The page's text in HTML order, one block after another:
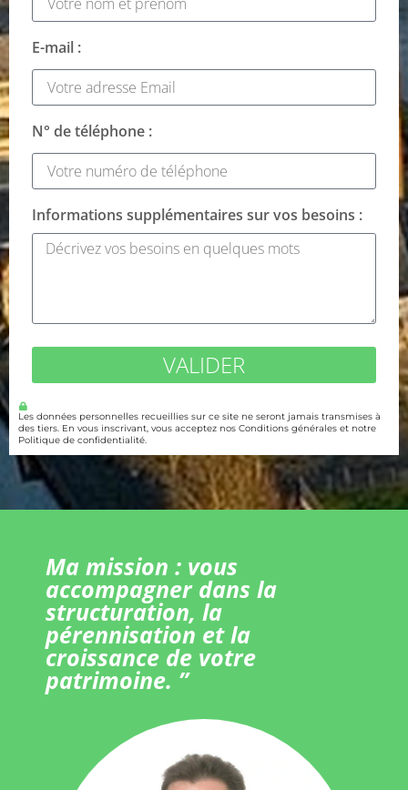
E-mail :
N° de téléphone :
Informations supplémentaires sur vos besoins :
VALIDER
Les données personnelles recueillies sur ce site ne seront jamais transmises à
des tiers. En vous inscrivant, vous acceptez nos Conditions générales et notre
Politique de confidentialité.
Ma mission : vous
accompagner dans la
structuration, la
pérennisation et la
croissance de votre
patrimoine. ”